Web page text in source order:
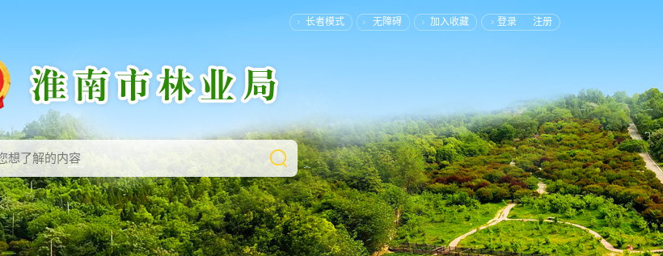
长者模式 无障碍 加入收藏 登录 注册